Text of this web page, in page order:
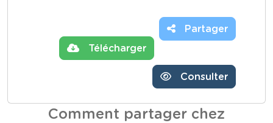
Télécharger
Partager
Consulter
Comment partager chez